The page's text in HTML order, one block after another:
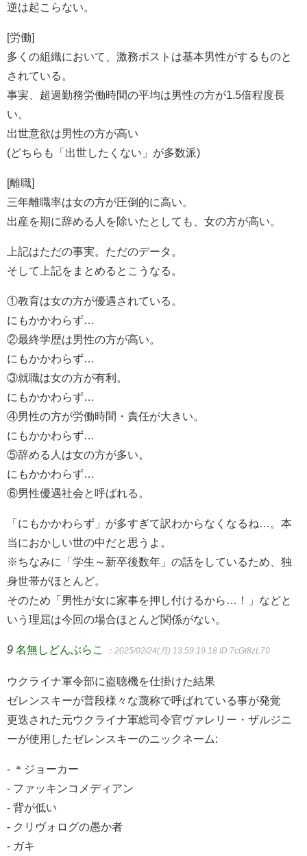
逆は起こらない。
[労働]
多くの組織において、激務ポストは基本男性がするものと
されている。
事実、超過勤務労働時間の平均は男性の方が1.5倍程度長
い。
出世意欲は男性の方が高い
(どちらも「出世したくない」が多数派)
[離職]
三年離職率は女の方が圧倒的に高い。
出産を期に辞める人を除いたとしても、女の方が高い。
上記はただの事実。ただのデータ。
そして上記をまとめるとこうなる。
①教育は女の方が優遇されている。
にもかかわらず…
②最終学歴は男性の方が高い。
にもかかわらず…
③就職は女の方が有利。
にもかかわらず…
④男性の方が労働時間・責任が大きい。
にもかかわらず…
⑤辞める人は女の方が多い。
にもかかわらず…
⑥男性優遇社会と呼ばれる。
「にもかかわらず」が多すぎて訳わからなくなるね…。本
当におかしい世の中だと思うよ。
※ちなみに「学生～新卒後数年」の話をしているため、独
身世帯がほとんど。
そのため「男性が女に家事を押し付けるから…！」などと
いう理屈は今回の場合ほとんど関係がない。
9 名無しどんぶらこ ：2025/02/24(月) 13:59:19.18 ID:7cGt8zL70
ウクライナ軍令部に盗聴機を仕掛けた結果
ゼレンスキーが普段様々な蔑称で呼ばれている事が発覚
更迭された元ウクライナ軍総司令官ヴァレリー・ザルジニ
ーが使用したゼレンスキーのニックネーム:
- ＊ジョーカー
- ファッキンコメディアン
- 背が低い
- クリヴォログの愚か者
- ガキ